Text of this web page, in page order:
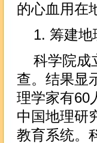
的心血用在
1. 筹建
科学院成
查。结果显
理学家有60
中国地理研
教育系统。